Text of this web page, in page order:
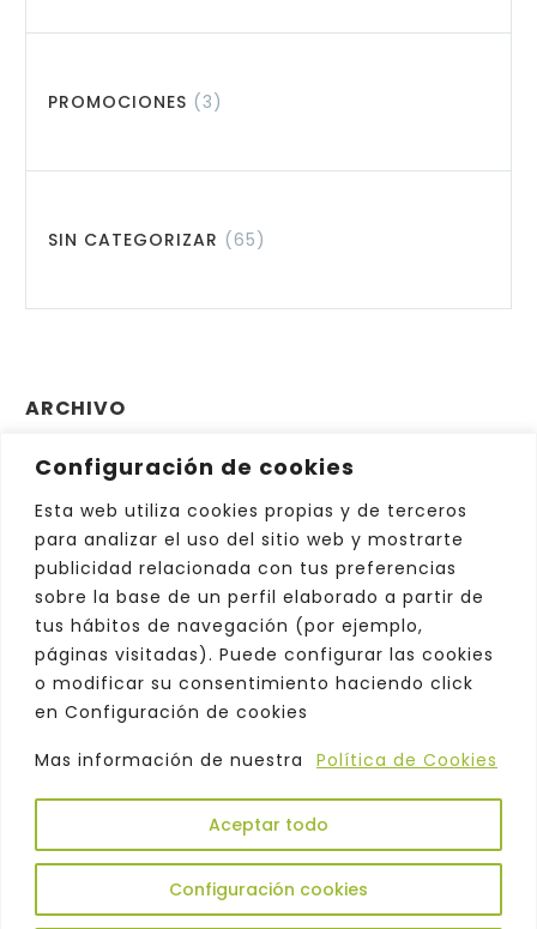
Configuración de cookies
Esta web utiliza cookies propias y de terceros
para analizar el uso del sitio web y mostrarte
publicidad relacionada con tus preferencias
sobre la base de un perfil elaborado a partir de
tus hábitos de navegación (por ejemplo,
páginas visitadas). Puede configurar las cookies
o modificar su consentimiento haciendo click
en Configuración de cookies
Mas información de nuestra
Política de Cookies
Configuración cookies
Aceptar todo
PROMOCIONES (3)
SIN CATEGORIZAR (65)
ARCHIVO
Archivo
Elegir el mes
Copyright © 2026. Odeón |Política de
Aviso Legal Comercialización
Atención al Cliente|Política de Cookies|